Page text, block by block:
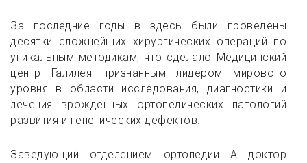
За последние годы в здесь были проведены
десятки сложнейших хирургических операций по
уникальным методикам, что сделало Медицинский
центр Галилея признанным лидером мирового
уровня в области исследования, диагностики и
лечения врожденных ортопедических патологий
развития и генетических дефектов.
Заведующий отделением ортопедии А доктор